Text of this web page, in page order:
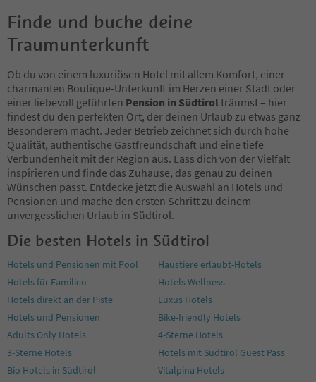
84
85
86
88
89
90
91
92
93
94
95
96
97
98
100
102
103
104
105
107
108
109
Finde und buche deine
Traumunterkunft
Ob du von einem luxuriösen Hotel mit allem Komfort, einer
charmanten Boutique-Unterkunft im Herzen einer Stadt oder
einer liebevoll geführten Pension in Südtirol träumst – hier
findest du den perfekten Ort, der deinen Urlaub zu etwas ganz
Besonderem macht. Jeder Betrieb zeichnet sich durch hohe
Qualität, authentische Gastfreundschaft und eine tiefe
Verbundenheit mit der Region aus. Lass dich von der Vielfalt
inspirieren und finde das Zuhause, das genau zu deinen
Wünschen passt. Entdecke jetzt die Auswahl an Hotels und
Pensionen und mache den ersten Schritt zu deinem
unvergesslichen Urlaub in Südtirol.
Die besten Hotels in Südtirol
Hotels und Pensionen mit Pool
Haustiere erlaubt-Hotels
Hotels für Familien
Hotels Wellness
Hotels direkt an der Piste
Luxus Hotels
Hotels und Pensionen
Bike-friendly Hotels
Adults Only Hotels
4-Sterne Hotels
3-Sterne Hotels
Hotels mit Südtirol Guest Pass
Bio Hotels in Südtirol
Vitalpina Hotels